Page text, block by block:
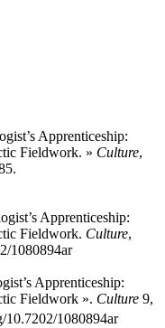
Apprenticeship:
Fieldwork. » Culture,
Apprenticeship:
Fieldwork. Culture,
1080894ar
Apprenticeship:
Fieldwork ». Culture 9,
10.7202/1080894ar